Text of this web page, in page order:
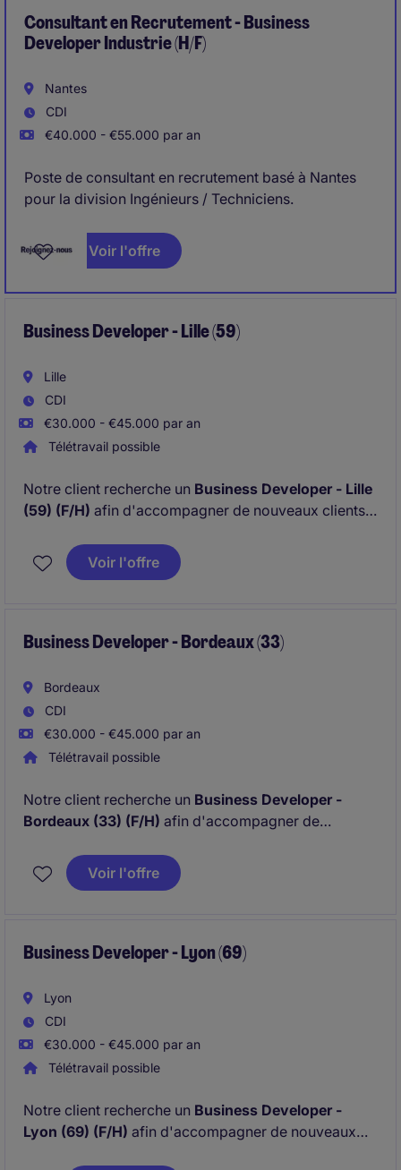
Page !
Consultant en Recrutement - Business
Developer Industrie (H/F)
Nantes
CDI
€40.000 - €55.000 par an
Poste de consultant en recrutement basé à Nantes
pour la division Ingénieurs / Techniciens.
Voir l'offre
Business Developer - Lille (59)
Lille
CDI
€30.000 - €45.000 par an
Télétravail possible
Notre client recherche un Business Developer - Lille
(59) (F/H) afin d'accompagner de nouveaux clients
recherche et développement, d'investissement et de
développement à l'international.
Voir l'offre
Business Developer - Bordeaux (33)
Bordeaux
CDI
€30.000 - €45.000 par an
Télétravail possible
Notre client recherche un Business Developer -
Bordeaux (33) (F/H) afin d'accompagner de
financement et de projets de recherche et
développement, d'investissement et de
Voir l'offre
Business Developer - Lyon (69)
Lyon
CDI
€30.000 - €45.000 par an
Télétravail possible
Notre client recherche un Business Developer -
Lyon (69) (F/H) afin d'accompagner de nouveaux